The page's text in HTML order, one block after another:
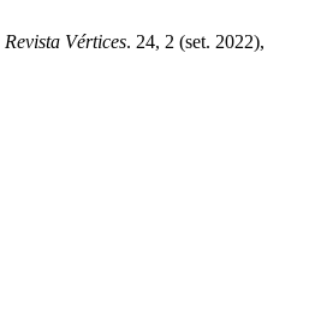
Revista Vértices. 24, 2 (set. 2022),